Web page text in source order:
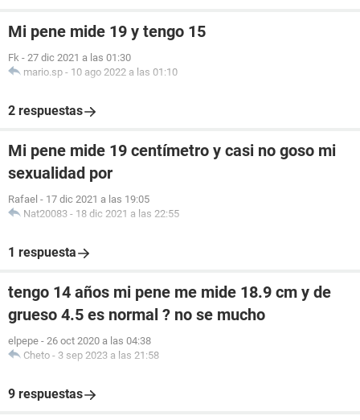
Mi pene mide 19 y tengo 15
Fk - 27 dic 2021 a las 01:30
mario.sp - 10 ago 2022 a las 01:10
2 respuestas
Mi pene mide 19 centímetro y casi no goso mi
sexualidad por
Rafael - 17 dic 2021 a las 19:05
Nat20083 - 18 dic 2021 a las 22:55
1 respuesta
tengo 14 años mi pene me mide 18.9 cm y de
grueso 4.5 es normal ? no se mucho
elpepe - 26 oct 2020 a las 04:38
Cheto - 3 sep 2023 a las 21:58
9 respuestas